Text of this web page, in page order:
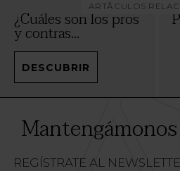
ARTÃCULOS
¿Cuáles son los pros
y contras...
DESCUBRIR
REGÍSTRATE AL